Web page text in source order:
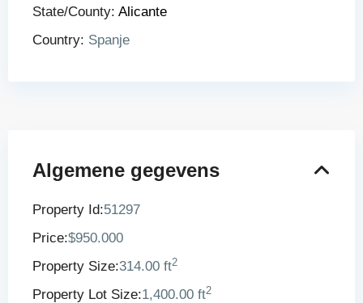
State/County: Alicante
Country: Spanje
Algemene gegevens
Property Id:51297
Price:$950.000
Property Size:314.00 ft2
Property Lot Size:1,400.00 ft2